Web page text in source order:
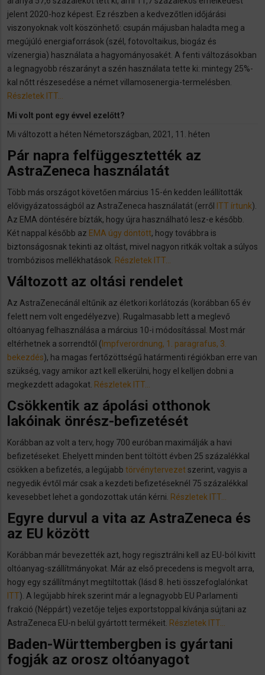
jelent 2020-hoz képest. Ez részben a kedvezőtlen időjárási
viszonyoknak volt köszönhető: csupán májusban haladta meg a
megújúló energiaforrások (szél, fotovoltaikus, biogáz és
vízenergia) használata a hagyományosakét. A fenti változásokban
a legnagyobb részarányt a szén használata tette ki: mintegy 25%-
kal nőtt részesedése a német villamosenergia-termelésben.
Részletek ITT…
Mi volt pont egy évvel ezelőtt?
Mi változott a héten Németországban, 2021, 11. héten
Pár napra felfüggesztették az
AstraZeneca használatát
Több más országot követően március 15-én kedden leállították
elővigyázatosságból az AstraZeneca használatát (erről
ITT írtunk).
Az EMA döntésére bízták, hogy újra használható lesz-e később.
Két nappal később az EMA úgy döntött, hogy továbbra is
biztonságosnak tekinti az oltást, mivel nagyon ritkák voltak a súlyos
trombózisos mellékhatások. Részletek ITT…
Változott az oltási rendelet
Az AstraZenecánál eltűnik az életkori korlátozás (korábban 65 év
felett nem volt engedélyezve). Rugalmasabb lett a meglevő
oltóanyag felhasználása a március 10-i módosítással. Most már
eltérhetnek a sorrendtől ( Impfverordnung, 1. paragrafus, 3.
bekezdés), ha magas fertőzöttségű határmenti régiókban erre van
szükség, vagy amikor azt kell elkerülni, hogy el kelljen dobni a
megkezdett adagokat. Részletek ITT…
Csökkentik az ápolási otthonok
lakóinak önrész-befizetését
Korábban az volt a terv, hogy 700 euróban maximálják a havi
befizetéseket. Ehelyett minden bent töltött évben 25 százalékkal
csökken a befizetés, a legújabb törvénytervezetszerint, vagyis a
negyedik évtől már csak a kezdeti befizetéseknél 75 százalékkal
kevesebbet lehet a gondozottak után kérni. Részletek ITT…
Egyre durvul a vita az AstraZeneca és
az EU között
Korábban már bevezették azt, hogy regisztrálni kell az EU-ból kivitt
oltóanyag-szállítmányokat. Már az első precedens is megvolt arra,
hogy egy szállítmányt megtiltottak (lásd 8. heti összefoglalónkat
ITT). A legújabb hírek szerint már a legnagyobb EU Parlamenti
frakció (Néppárt) vezetője teljes exportstoppal kívánja sújtani az
AstraZeneca EU-n belül gyártott termékeit. Részletek ITT…
Baden-Württembergben is gyártani
fogják az orosz oltóanyagot